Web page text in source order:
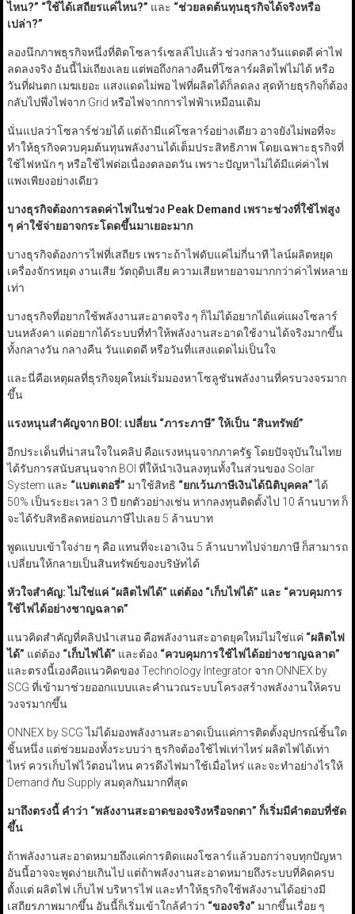
ไหน?” “ใช้ได้เสถียรแค่ไหน?” และ “ช่วยลดต้นทุนธุรกิจได้จริงหรือ
เปล่า?”
ลองนึกภาพธุรกิจหนึ่งที่ติดโซลาร์เซลล์ไปแล้ว ช่วงกลางวันแดดดี ค่าไฟ
ลดลงจริง อันนี้ไม่เถียงเลย แต่พอถึงกลางคืนที่โซลาร์ผลิตไฟไม่ได้ หรือ
วันที่ฝนตก เมฆเยอะ แสงแดดไม่พอ ไฟที่ผลิตได้ก็ลดลง สุดท้ายธุรกิจก็ต้อง
กลับไปพึ่งไฟจาก Grid หรือไฟจากการไฟฟ้าเหมือนเดิม
นั่นแปลว่าโซลาร์ช่วยได้ แต่ถ้ามีแค่โซลาร์อย่างเดียว อาจยังไม่พอที่จะ
ทำให้ธุรกิจควบคุมต้นทุนพลังงานได้เต็มประสิทธิภาพ โดยเฉพาะธุรกิจที่
ใช้ไฟหนัก ๆ หรือใช้ไฟต่อเนื่องตลอดวัน เพราะปัญหาไม่ได้มีแค่ค่าไฟ
แพงเพียงอย่างเดียว
บางธุรกิจต้องการลดค่าไฟในช่วง Peak Demand เพราะช่วงที่ใช้ไฟสูง
ๆ ค่าใช้จ่ายอาจกระโดดขึ้นมาเยอะมาก
บางธุรกิจต้องการไฟที่เสถียร เพราะถ้าไฟดับแค่ไม่กี่นาที ไลน์ผลิตหยุด
เครื่องจักรหยุด งานเสีย วัตถุดิบเสีย ความเสียหายอาจมากกว่าค่าไฟหลาย
เท่า
บางธุรกิจที่อยากใช้พลังงานสะอาดจริง ๆ ก็ไม่ได้อยากได้แค่แผงโซลาร์
บนหลังคา แต่อยากได้ระบบที่ทำให้พลังงานสะอาดใช้งานได้จริงมากขึ้น
ทั้งกลางวัน กลางคืน วันแดดดี หรือวันที่แสงแดดไม่เป็นใจ
และนี่คือเหตุผลที่ธุรกิจยุคใหม่เริ่มมองหาโซลูชันพลังงานที่ครบวงจรมาก
ขึ้น
แรงหนุนสำคัญจาก BOI: เปลี่ยน “ภาระภาษี” ให้เป็น “สินทรัพย์”
อีกประเด็นที่น่าสนใจในคลิป คือแรงหนุนจากภาครัฐ โดยปัจจุบันในไทย
ได้รับการสนับสนุนจาก BOI ที่ให้นำเงินลงทุนทั้งในส่วนของ Solar
System และ “แบตเตอรี่” มาใช้สิทธิ “ยกเว้นภาษีเงินได้นิติบุคคล”ได้
50% เป็นระยะเวลา 3 ปี ยกตัวอย่างเช่น หากลงทุนติดตั้งไป 10 ล้านบาท ก็
จะได้รับสิทธิลดหย่อนภาษีไปเลย 5 ล้านบาท
พูดแบบเข้าใจง่าย ๆ คือ แทนที่จะเอาเงิน 5 ล้านบาทไปจ่ายภาษี ก็สามารถ
เปลี่ยนให้กลายเป็นสินทรัพย์ของบริษัทได้
หัวใจสำคัญ: ไม่ใช่แค่ “ผลิตไฟได้” แต่ต้อง “เก็บไฟได้” และ “ควบคุมการ
ใช้ไฟได้อย่างชาญฉลาด”
แนวคิดสำคัญที่คลิปนำเสนอ คือพลังงานสะอาดยุคใหม่ไม่ใช่แค่ “ผลิตไฟ
ได้” แต่ต้อง “เก็บไฟได้” และต้อง “ควบคุมการใช้ไฟได้อย่างชาญฉลาด”
และตรงนี้เองคือแนวคิดของ Technology Integrator จาก ONNEX by
SCG ที่เข้ามาช่วยออกแบบและคำนวณระบบโครงสร้างพลังงานให้ครบ
วงจรมากขึ้น
ONNEX by SCG ไม่ได้มองพลังงานสะอาดเป็นแค่การติดตั้งอุปกรณ์ชิ้นใด
ชิ้นหนึ่ง แต่ช่วยมองทั้งระบบว่า ธุรกิจต้องใช้ไฟเท่าไหร่ ผลิตไฟได้เท่า
ไหร่ ควรเก็บไฟไว้ตอนไหน ควรดึงไฟมาใช้เมื่อไหร่ และจะทำอย่างไรให้
Demand กับ Supply สมดุลกันมากที่สุด
มาถึงตรงนี้ คำว่า “พลังงานสะอาดของจริงหรือจกตา” ก็เริ่มมีคำตอบที่ชัด
ขึ้น
ถ้าพลังงานสะอาดหมายถึงแค่การติดแผงโซลาร์แล้วบอกว่าจบทุกปัญหา
อันนี้อาจจะพูดง่ายเกินไป แต่ถ้าพลังงานสะอาดหมายถึงระบบที่คิดครบ
ตั้งแต่ ผลิตไฟ เก็บไฟ บริหารไฟ และทำให้ธุรกิจใช้พลังงานได้อย่างมี
เสถียรภาพมากขึ้น อันนี้ก็เริ่มเข้าใกล้คำว่า “ของจริง” มากขึ้นเรื่อย ๆ